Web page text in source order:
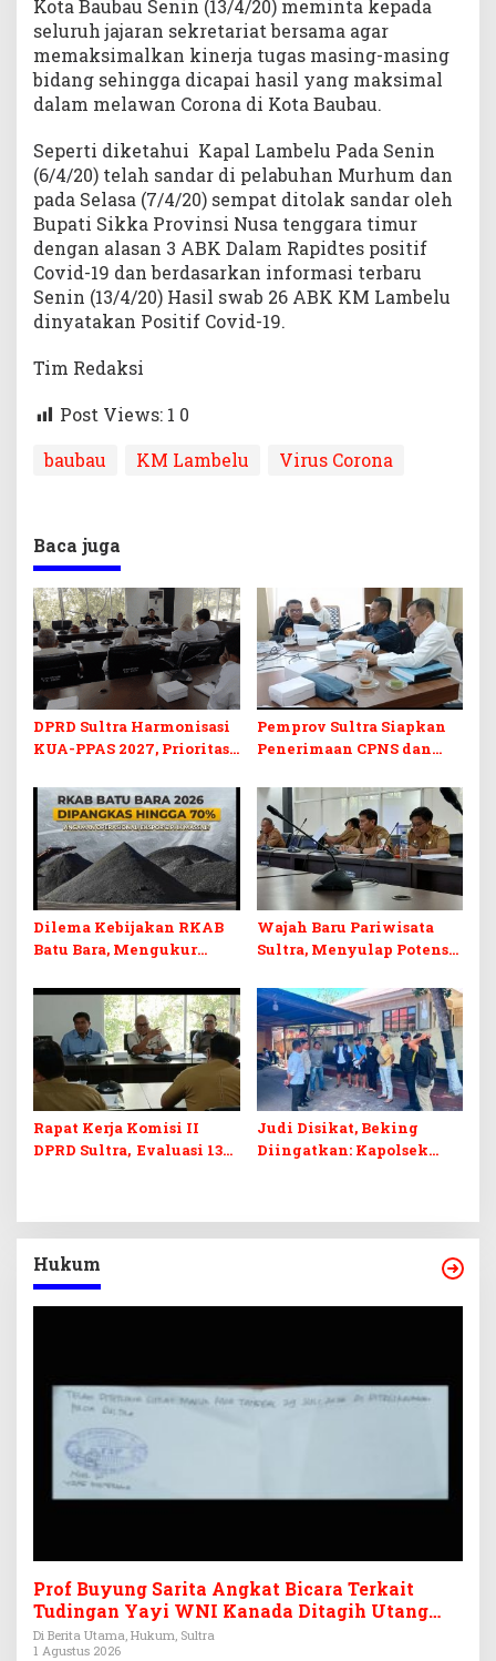
Kota Baubau Senin (13/4/20) meminta kepada
seluruh jajaran sekretariat bersama agar
memaksimalkan kinerja tugas masing-masing
bidang sehingga dicapai hasil yang maksimal
dalam melawan Corona di Kota Baubau.
Seperti diketahui Kapal Lambelu Pada Senin
(6/4/20) telah sandar di pelabuhan Murhum dan
pada Selasa (7/4/20) sempat ditolak sandar oleh
Bupati Sikka Provinsi Nusa tenggara timur
dengan alasan 3 ABK Dalam Rapidtes positif
Covid-19 dan berdasarkan informasi terbaru
Senin (13/4/20) Hasil swab 26 ABK KM Lambelu
dinyatakan Positif Covid-19.
Tim Redaksi
Post Views: 1 0
baubau
KM Lambelu Virus Corona
Baca juga
DPRD Sultra Harmonisasi
KUA-PPAS 2027, Prioritas
dan Pelunasan Utang
Infrastruktur
Pemprov Sultra Siapkan
Penerimaan CPNS dan
Desak Formasi Disabilitas
Dilema Kebijakan RKAB
Batu Bara, Mengukur
Penerimaan Negara dan
Kepastian Investasi
Wajah Baru Pariwisata
Sultra, Menyulap Potensi
Digital dan Penguatan
Ekraf
Rapat Kerja Komisi II
DPRD Sultra, Evaluasi 13
Judi Disikat, Beking
Diingatkan: Kapolsek
Hukum
Prof Buyung Sarita Angkat Bicara Terkait
Tudingan Yayi WNI Kanada Ditagih Utang
Rp3,6 Miliar
Di Berita Utama, Hukum, Sultra
1 Agustus 2026